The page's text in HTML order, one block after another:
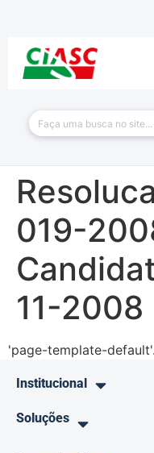
019-
11-2008
'page-template-
Institucional
Soluções